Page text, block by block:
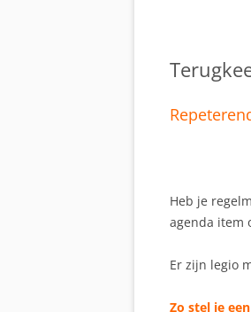
Heb je
agenda item
Er zijn legio
Zo stel je